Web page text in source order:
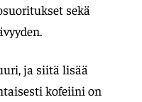
sekä
ja siitä lisää
kofeiini on